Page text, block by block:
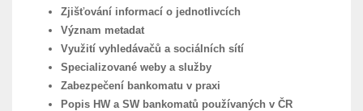
Zjišťování informací o jednotlivcích
Význam metadat
Využití vyhledávačů a sociálních sítí
Specializované weby a služby
Zabezpečení bankomatu v praxi
Popis HW a SW bankomatů používaných v ČR